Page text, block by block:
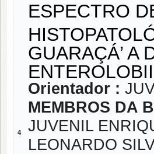
4
ESPECTRO
GUARAÇÁ’ A
ENTEROLOBII.
Orientador :
MEMBROS DA
JUVENIL
LEONARDO